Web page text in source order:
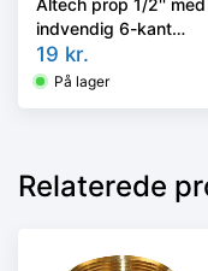
Altech prop 1/2'' med
indvendig 6-kant
unbrako. Messing
19 kr.
På lager
Relaterede